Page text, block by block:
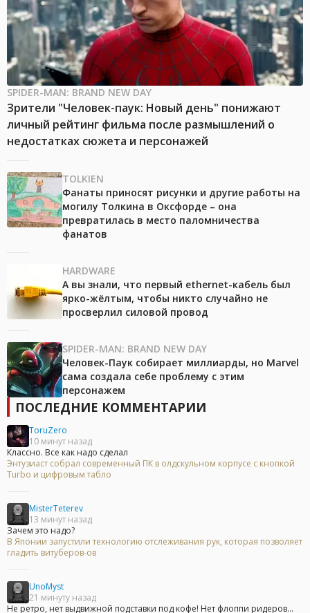
SPIDER-MAN: BRAND NEW DAY
Зрители "Человек-паук: Новый день" понижают
личный рейтинг фильма после размышлений о
недостатках сюжета и персонажей
TOLKIEN
Фанаты приносят рисунки и другие работы на
могилу Толкина в Оксфорде – она
превратилась в место паломничества
фанатов
HARDWARE
А вы знали, что первый ethernet-кабель был
ярко-жёлтым, чтобы никто случайно не
просверлил силовой провод
SPIDER-MAN: BRAND NEW DAY
Человек-Паук собирает миллиарды, но Marvel
сама создала себе проблему с этим
персонажем
ПОСЛЕДНИЕ КОММЕНТАРИИ
ToruZero
10 минут назад
Классно. Все как надо сделал
Энтузиаст собрал современный ПК в олдскульном корпусе с кнопкой
Turbo и цифровым табло
MisterTeterev
13 минут назад
Зачем это надо?
В Японии запустили технологию отслеживания рук, которая позволяет
гладить витуберов-ов
UnoMyst
21 минуту назад
Не ретро, нет выдвижной подставки под кофе! Нет флоппи ридеров...